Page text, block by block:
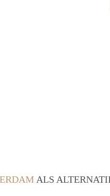
ALS